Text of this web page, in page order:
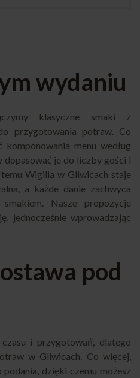
wydaniu
klasyczne smaki z
przygotowania potraw. Co
menu według
dopasować je do liczby gości i
Wigilia w Gliwicach staje
a każde danie zachwyca
Nasze propozycje
jednocześnie wprowadzając
pod
i przygotowań, dlatego
w Gliwicach. Co więcej,
dzięki czemu możesz